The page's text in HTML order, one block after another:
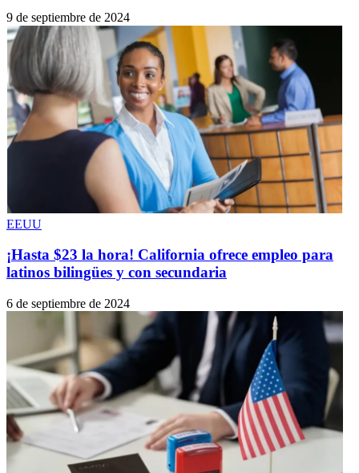
9 de septiembre de 2024
EEUU
¡Hasta $23 la hora! California ofrece empleo para
latinos bilingües y con secundaria
6 de septiembre de 2024